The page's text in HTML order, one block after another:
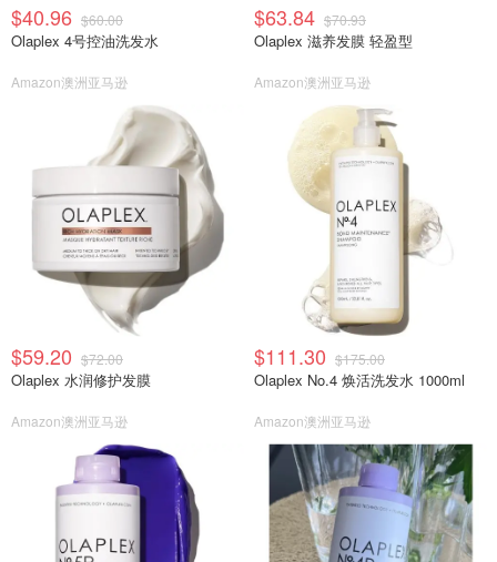
$40.96 $60.00
Olaplex 4号控油洗发水
Amazon澳洲亚马逊
$63.84 $70.93
Olaplex 滋养发膜 轻盈型
Amazon澳洲亚马逊
$59.20 $72.00
Olaplex 水润修护发膜
Amazon澳洲亚马逊
$111.30 $175.00
Olaplex No.4 焕活洗发水 1000ml
Amazon澳洲亚马逊